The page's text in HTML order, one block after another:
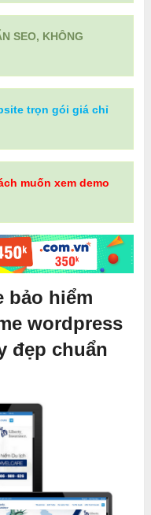
SEO, KHÔNG
trọn gói giá chỉ
muốn xem demo
bảo hiểm
wordpress
đẹp chuẩn